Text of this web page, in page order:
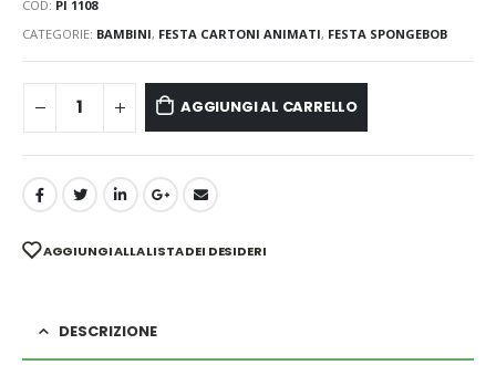
COD: PI 1108
CATEGORIE: BAMBINI, FESTA CARTONI ANIMATI, FESTA SPONGEBOB
AGGIUNGI AL CARRELLO
AGGIUNGI ALLA LISTA DEI DESIDERI
DESCRIZIONE